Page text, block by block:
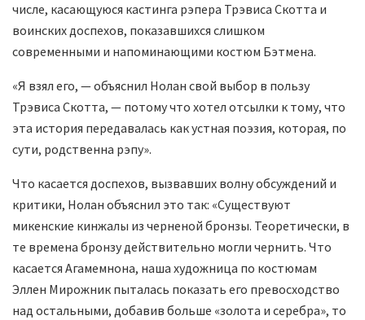
числе, касающуюся кастинга рэпера Трэвиса Скотта и
воинских доспехов, показавшихся слишком
современными и напоминающими костюм Бэтмена.
«Я взял его, — объяснил Нолан свой выбор в пользу
Трэвиса Скотта, — потому что хотел отсылки к тому, что
эта история передавалась как устная поэзия, которая, по
сути, родственна рэпу».
Что касается доспехов, вызвавших волну обсуждений и
критики, Нолан объяснил это так: «Существуют
микенские кинжалы из черненой бронзы. Теоретически, в
те времена бронзу действительно могли чернить. Что
касается Агамемнона, наша художница по костюмам
Эллен Мирожник пыталась показать его превосходство
над остальными, добавив больше «золота и серебра», то